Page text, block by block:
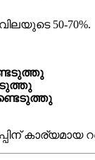
50-70%.